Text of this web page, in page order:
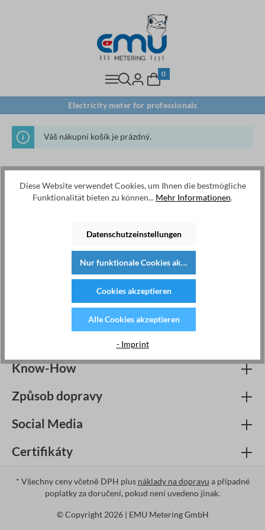
0
Electricity meter for professionals
Váš nákupní košík je prázdný.
Zákaznický servis
Information
Know-How
Způsob dopravy
Social Media
Certifikáty
* Všechny ceny včetně DPH plus náklady na dopravu a případné
poplatky za doručení, pokud není uvedeno jinak.
© Copyright 2026 | EMU Metering GmbH
Diese Website verwendet Cookies, um Ihnen die bestmögliche
Funktionalität bieten zu können... Mehr Informationen.
Datenschutzeinstellungen
Nur funktionale Cookies akzeptieren
Cookies akzeptieren
Alle Cookies akzeptieren
- Imprint